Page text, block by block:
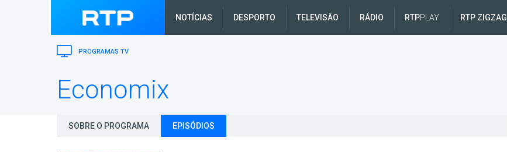
NOTÍCIAS DESPORTO TELEVISÃO RÁDIO RTPPLAY RTP ZIGZAG
PROGRAMAS TV
Economix
SOBRE O PROGRAMA EPISÓDIOS